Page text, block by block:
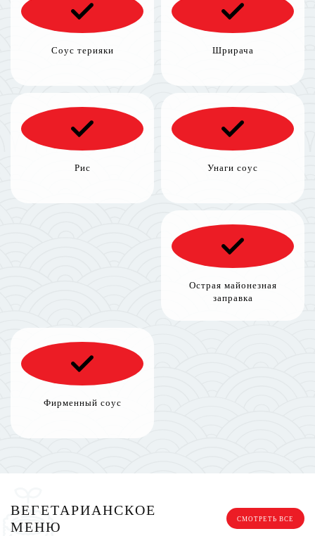
Соус терияки Шрирача
Рис Унаги соус
Острая майонезная
заправка
Фирменный соус
ВЕГЕТАРИАНСКОЕ
МЕНЮ
СМОТРЕТЬ ВСЕ